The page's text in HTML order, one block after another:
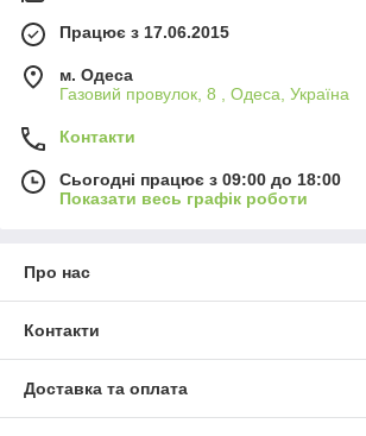
Працює з 17.06.2015
м. Одеса
Газовий провулок, 8 , Одеса, Україна
Контакти
Сьогодні працює з 09:00 до 18:00
Показати весь графік роботи
Про нас
Контакти
Доставка та оплата